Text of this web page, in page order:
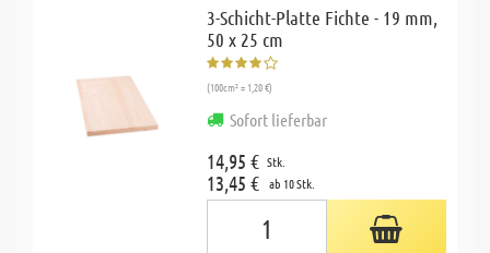
3-Schicht-Platte Fichte - 19 mm,
50 x 25 cm
(100cm² = 1,20 €)
Sofort lieferbar
14,95 € Stk.
13,45 € ab 10 Stk.